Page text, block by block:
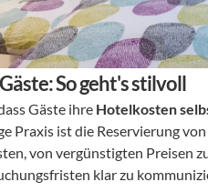
So geht's stilvoll
Gäste ihre Hotelkosten
Praxis ist die Reservierung
von vergünstigten Preisen
klar zu